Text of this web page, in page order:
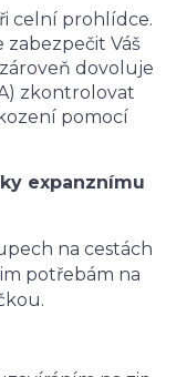
celní prohlídce.
zabezpečit Váš
dovoluje
zkontrolovat
pomocí
expanznímu
na cestách
potřebám na